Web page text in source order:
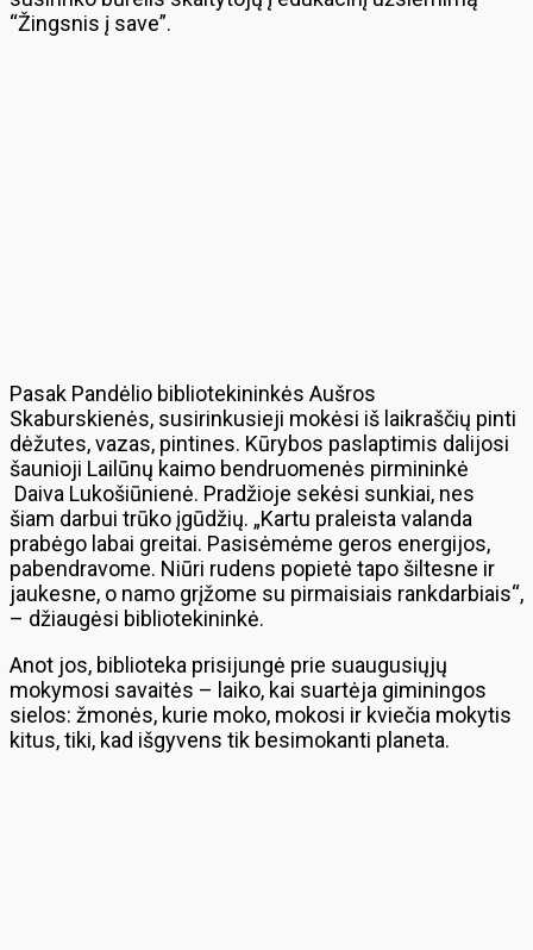
“Žingsnis į save”.
Pasak Pandėlio bibliotekininkės Aušros
Skaburskienės, susirinkusieji mokėsi iš laikraščių pinti
dėžutes, vazas, pintines. Kūrybos paslaptimis dalijosi
šaunioji Lailūnų kaimo bendruomenės pirmininkė
Daiva Lukošiūnienė. Pradžioje sekėsi sunkiai, nes
šiam darbui trūko įgūdžių. „Kartu praleista valanda
prabėgo labai greitai. Pasisėmėme geros energijos,
pabendravome. Niūri rudens popietė tapo šiltesne ir
jaukesne, o namo grįžome su pirmaisiais rankdarbiais“,
– džiaugėsi bibliotekininkė.
Anot jos, biblioteka prisijungė prie suaugusiųjų
mokymosi savaitės – laiko, kai suartėja giminingos
sielos: žmonės, kurie moko, mokosi ir kviečia mokytis
kitus, tiki, kad išgyvens tik besimokanti planeta.